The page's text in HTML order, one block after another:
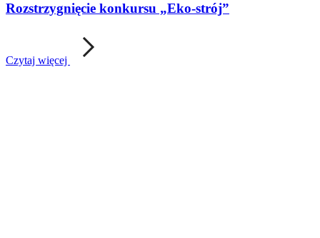
Rozstrzygnięcie konkursu „Eko-strój”
Czytaj więcej